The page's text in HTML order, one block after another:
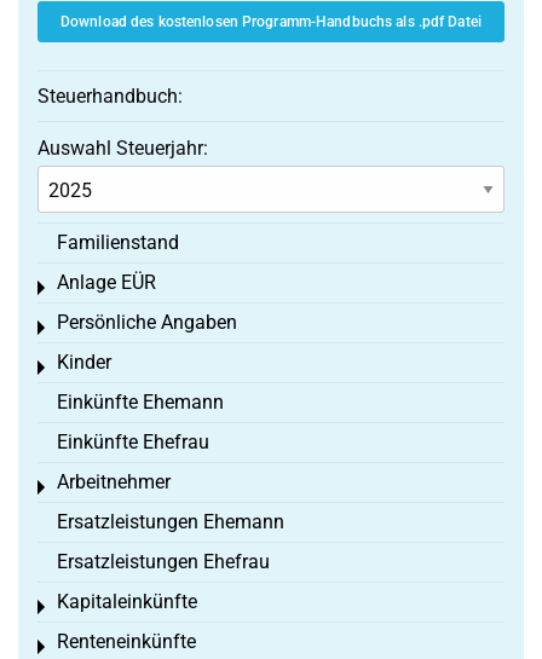
Download des kostenlosen Programm-Handbuchs als .pdf Datei
Steuerhandbuch:
Auswahl Steuerjahr:
Familienstand
Anlage EÜR
Toggle menu
Persönliche Angaben
Toggle menu
Kinder
Toggle menu
Einkünfte Ehemann
Einkünfte Ehefrau
Arbeitnehmer
Toggle menu
Ersatzleistungen Ehemann
Ersatzleistungen Ehefrau
Kapitaleinkünfte
Toggle menu
Renteneinkünfte
Toggle menu